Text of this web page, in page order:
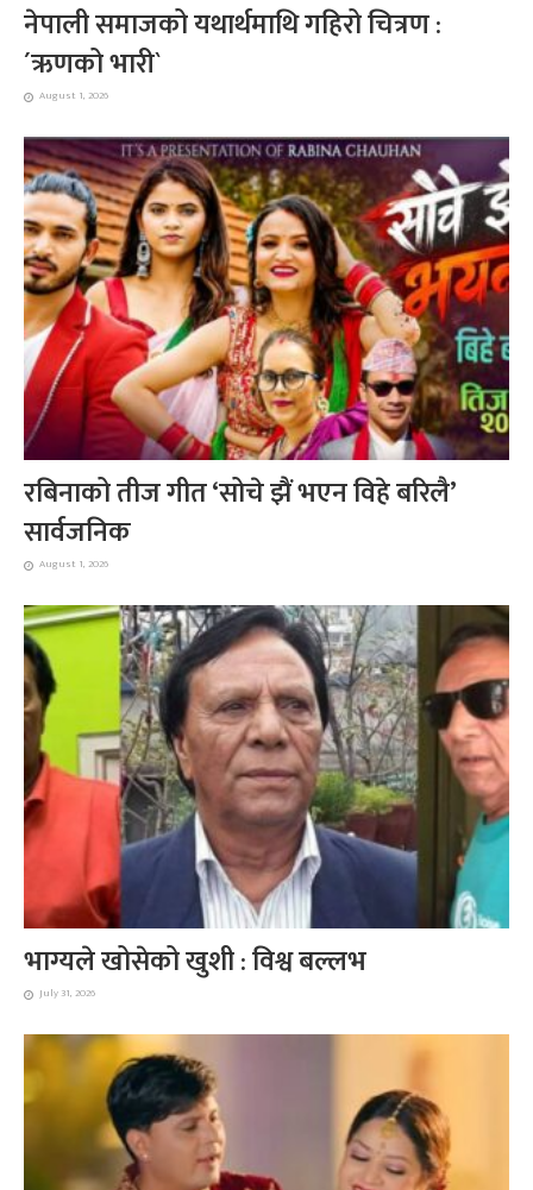
नेपाली समाजको यथार्थमाथि गहिरो चित्रण :
´ऋणको भारी`
August 1, 2026
रबिनाको तीज गीत ‘सोचे झैं भएन विहे बरिलै’
सार्वजनिक
August 1, 2026
भाग्यले खोसेको खुशी : विश्व बल्लभ
July 31, 2026